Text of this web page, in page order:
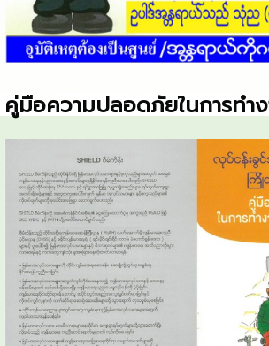
คู่มือความปลอดภัยในการทำ